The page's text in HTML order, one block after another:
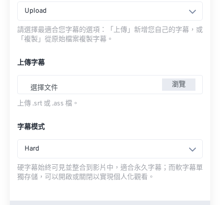
Upload
請選擇最適合您字幕的選項：「上傳」新增您自己的字幕，或
「複製」從原始檔案複製字幕。
上傳字幕
選擇文件 瀏覽
上傳 .srt 或 .ass 檔。
字幕模式
Hard
硬字幕始終可見並整合到影片中，適合永久字幕；而軟字幕單
獨存儲，可以開啟或關閉以實現個人化觀看。